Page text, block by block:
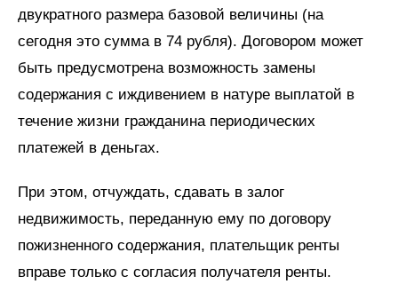
двукратного размера базовой величины (на
сегодня это сумма в 74 рубля). Договором может
быть предусмотрена возможность замены
содержания с иждивением в натуре выплатой в
течение жизни гражданина периодических
платежей в деньгах.
При этом, отчуждать, сдавать в залог
недвижимость, переданную ему по договору
пожизненного содержания, плательщик ренты
вправе только с согласия получателя ренты.